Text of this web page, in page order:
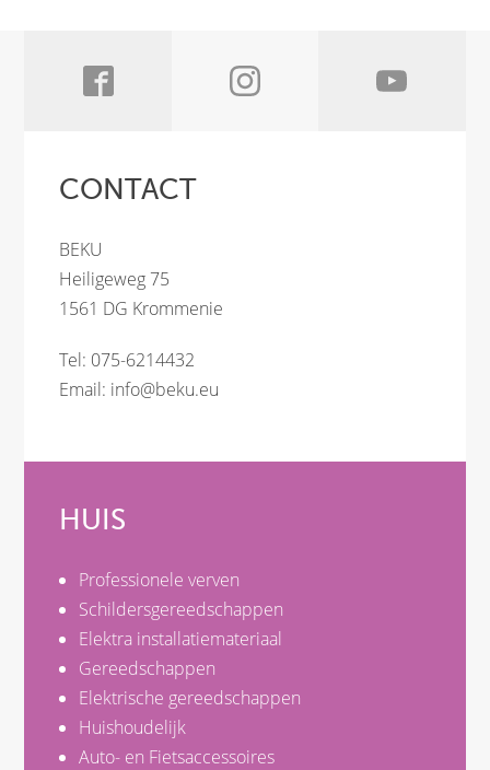
CONTACT
BEKU
Heiligeweg 75
1561 DG Krommenie
Tel: 075-6214432
Email: info@beku.eu
HUIS
Professionele verven
Schildersgereedschappen
Elektra installatiemateriaal
Gereedschappen
Elektrische gereedschappen
Huishoudelijk
Auto- en Fietsaccessoires